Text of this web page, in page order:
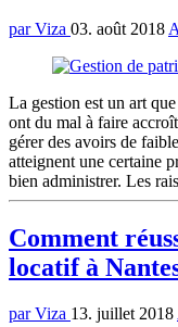
par Viza 03. août 2018
La gestion est un art
ont du mal à faire
gérer des avoirs de
atteignent une certaine
bien administrer. Les
Comment
locatif à
par Viza 13. juillet 2018